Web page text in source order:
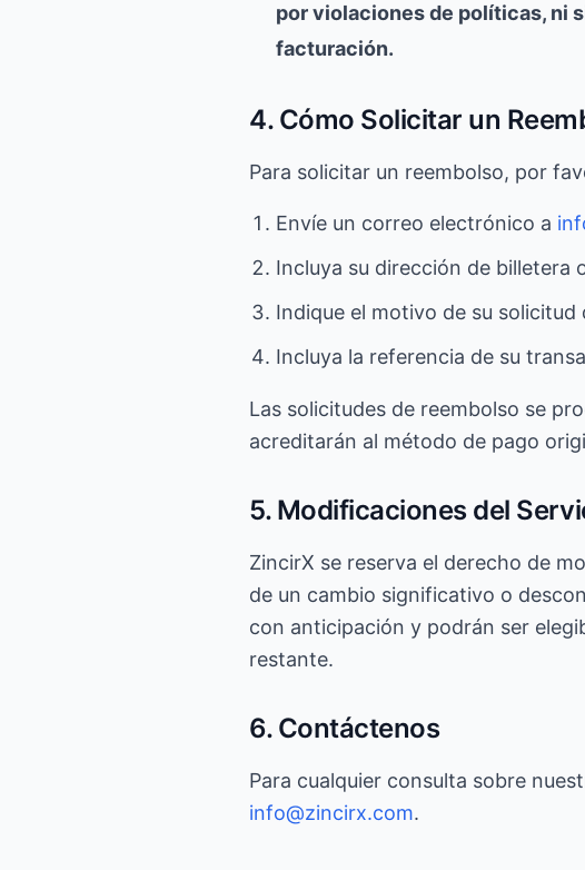
por violaciones de políticas, ni
facturación.
4. Cómo Solicitar un
Para solicitar un reembolso, por
Envíe un correo electrónico a
Incluya su dirección de
Indique el motivo de su solicitud
Incluya la referencia de su
Las solicitudes de reembolso se
acreditarán al método de pago
5. Modificaciones del
ZincirX se reserva el derecho de
de un cambio significativo o
con anticipación y podrán ser
restante.
6. Contáctenos
Para cualquier consulta sobre
info@zincirx.com.